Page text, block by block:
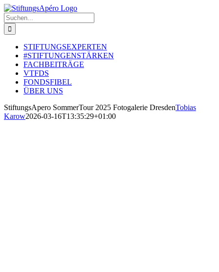
Zum
Inhalt
springen
Suche
nach:
STIFTUNGSEXPERTEN
#STIFTUNGENSTÄRKEN
FACHBEITRÄGE
VTFDS
FONDSFIBEL
ÜBER UNS
StiftungsApero SommerTour 2025 Fotogalerie DresdenTobias
Karow2026-03-16T13:35:29+01:00